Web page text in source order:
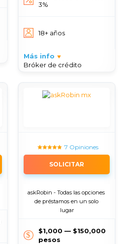
3%
18+ años
Más info
Bróker de crédito
7 Opiniones
SOLICITAR
askRobin - Todas las opciones
de préstamos en un solo
lugar
$1,000 — $150,000
pesos